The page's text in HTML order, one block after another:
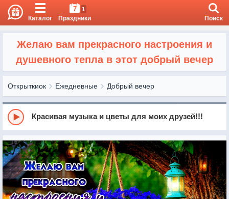
Каталог
7 1
Праздники Поиск
Желаю вам прекрасного настроения и
душевного тепла в этот добрый вечер
Открыткиок Ежедневные Добрый вечер
Красивая музыка и цветы для моих друзей!!!